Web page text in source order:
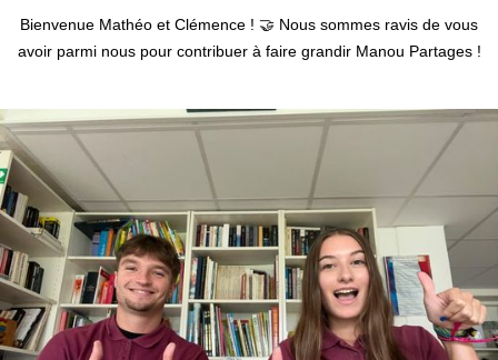
Bienvenue Mathéo et Clémence ! 🤝 Nous sommes ravis de vous
avoir parmi nous pour contribuer à faire grandir Manou Partages !